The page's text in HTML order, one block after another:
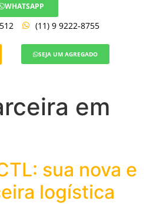
WHATSAPP
(11) 9 9222-8755
SEJA UM AGREGADO
em
sua nova e
logística